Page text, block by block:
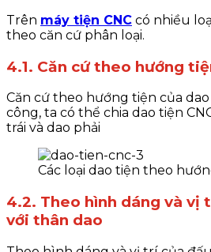
Trên máy tiện CNC có nhiều
theo căn cứ phân loại.
4.1. Căn cứ theo hướng
Căn cứ theo hướng tiện của
công, ta có thể chia dao tiện
trái và dao phải
Các loại dao tiện theo
4.2. Theo hình dáng và vị
với thân dao